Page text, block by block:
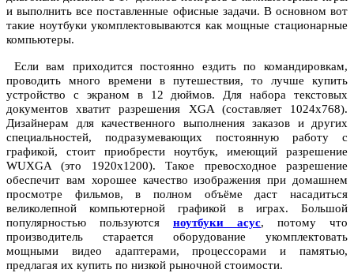
и выполнить все поставленные офисные задачи. В основном вот
такие ноутбуки укомплектовываются как мощные стационарные
компьютеры.
Если вам приходится постоянно ездить по командировкам,
проводить много времени в путешествия, то лучше купить
устройство с экраном в 12 дюймов. Для набора текстовых
документов хватит разрешения XGA (составляет 1024х768).
Дизайнерам для качественного выполнения заказов и других
специальностей, подразумевающих постоянную работу с
графикой, стоит приобрести ноутбук, имеющий разрешение
WUXGA (это 1920х1200). Такое превосходное разрешение
обеспечит вам хорошее качество изображения при домашнем
просмотре фильмов, в полном объёме даст насадиться
великолепной компьютерной графикой в играх. Большой
популярностью пользуются ноутбуки асус, потому что
производитель старается оборудование укомплектовать
мощными видео адаптерами, процессорами и памятью,
предлагая их купить по низкой рыночной стоимости.